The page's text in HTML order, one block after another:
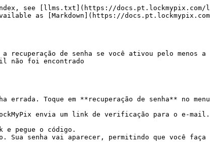
see [llms.txt](https://docs.pt.lockmypix.com/
as [Markdown](https://docs.pt.lockmypix.com/
de senha se você ativou pelo menos
não foi encontrado
errada. Toque em **recuperação de senha** no
envia um link de verificação para o e-
pegue o código.
Sua senha vai aparecer, permitindo que você